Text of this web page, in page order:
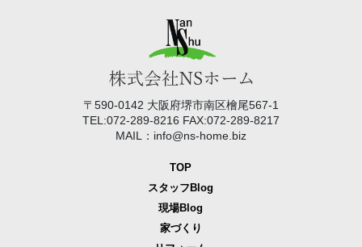
〒590-0142 大阪府堺市南区檜尾567-1
TEL:072-289-8216 FAX:072-289-8217
MAIL：info@ns-home.biz
TOP
スタッフBlog
現場Blog
家づくり